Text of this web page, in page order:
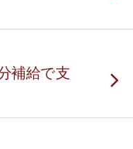
補給で支